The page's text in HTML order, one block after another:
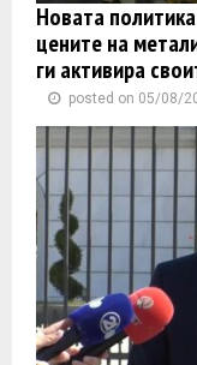
Новата
цените на
ги активира
posted on 05/08/